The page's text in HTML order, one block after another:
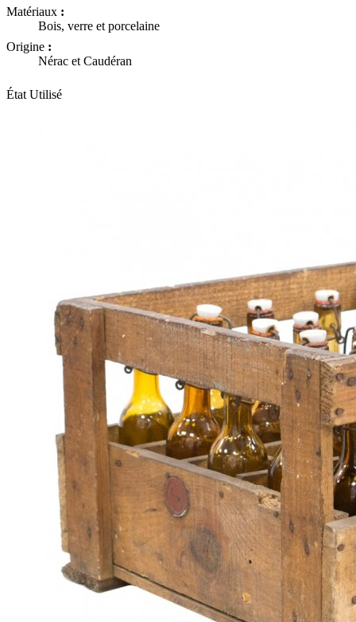
Matériaux :
Bois, verre et porcelaine
Origine :
Nérac et Caudéran
État Utilisé